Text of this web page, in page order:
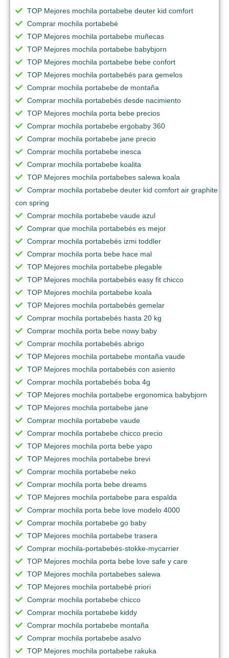
TOP Mejores mochila portabebe deuter kid comfort
Comprar mochila portabebé
TOP Mejores mochila portabebe muñecas
TOP Mejores mochila portabebe babybjorn
TOP Mejores mochila portabebe bebe confort
TOP Mejores mochila portabebés para gemelos
Comprar mochila portabebe de montaña
Comprar mochila portabebés desde nacimiento
TOP Mejores mochila porta bebe precios
Comprar mochila portabebe ergobaby 360
Comprar mochila portabebe jane precio
Comprar mochila portabebe inesca
Comprar mochila portabebe koalita
TOP Mejores mochila portabebes salewa koala
Comprar mochila portabebe deuter kid comfort air graphite
con spring
Comprar mochila portabebe vaude azul
Comprar que mochila portabebés es mejor
Comprar mochila portabebés izmi toddler
Comprar mochila porta bebe hace mal
TOP Mejores mochila portabebe plegable
TOP Mejores mochila portabebés easy fit chicco
TOP Mejores mochila portabebe koala
TOP Mejores mochila portabebés gemelar
Comprar mochila portabebés hasta 20 kg
Comprar mochila porta bebe nowy baby
Comprar mochila portabebés abrigo
TOP Mejores mochila portabebe montaña vaude
TOP Mejores mochila portabebés con asiento
Comprar mochila portabebés boba 4g
TOP Mejores mochila portabebe ergonomica babybjorn
TOP Mejores mochila portabebe jane
Comprar mochila portabebe vaude
Comprar mochila portabebe chicco precio
TOP Mejores mochila porta bebe yapo
TOP Mejores mochila portabebe brevi
Comprar mochila portabebe neko
Comprar mochila porta bebe dreams
TOP Mejores mochila portabebe para espalda
Comprar mochila porta bebe love modelo 4000
Comprar mochila portabebe go baby
TOP Mejores mochila portabebe trasera
Comprar mochila-portabebés-stokke-mycarrier
TOP Mejores mochila porta bebe love safe y care
TOP Mejores mochila portabebes salewa
TOP Mejores mochila portabebé priori
Comprar mochila portabebe chicco
Comprar mochila portabebe kiddy
Comprar mochila portabebe montaña
Comprar mochila portabebe asalvo
TOP Mejores mochila portabebe rakuka